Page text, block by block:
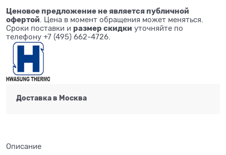
Ценовое предложение не является публичной
офертой . Цена в момент обращения может меняться.
Cроки поставки и размер скидки уточняйте по
телефону +7 (495) 662-4726.
Доставка в Москва
Описание